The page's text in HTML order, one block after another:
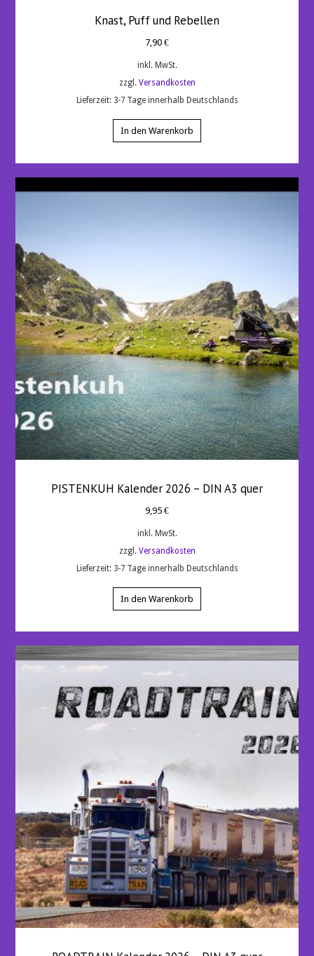
Knast, Puff und Rebellen
7,90 €
inkl. MwSt.
zzgl. Versandkosten
Lieferzeit: 3-7 Tage innerhalb Deutschlands
In den Warenkorb
PISTENKUH Kalender 2026 – DIN A3 quer
9,95 €
inkl. MwSt.
zzgl. Versandkosten
Lieferzeit: 3-7 Tage innerhalb Deutschlands
In den Warenkorb